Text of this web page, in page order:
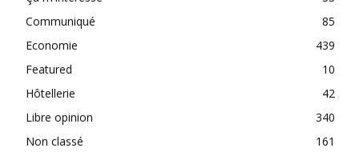
Communiqué
85
Economie
439
Featured
10
Hôtellerie
42
Libre opinion
340
Non classé
161